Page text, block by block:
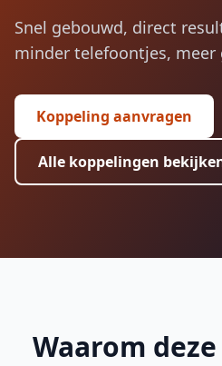
Snel gebouwd, direct
minder telefoontjes,
Koppeling aanvragen
Alle koppelingen
Waarom